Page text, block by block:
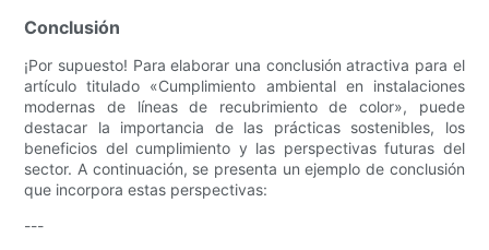
Conclusión
¡Por supuesto! Para elaborar una conclusión atractiva para el
artículo titulado «Cumplimiento ambiental en instalaciones
modernas de líneas de recubrimiento de color», puede
destacar la importancia de las prácticas sostenibles, los
beneficios del cumplimiento y las perspectivas futuras del
sector. A continuación, se presenta un ejemplo de conclusión
que incorpora estas perspectivas:
---